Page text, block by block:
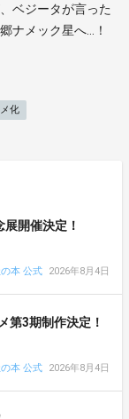
ベジータが言った
ナメック星へ…！
化
展開催決定！
の本 公式
2026年8月4日
第3期制作決定！
の本 公式
2026年8月4日